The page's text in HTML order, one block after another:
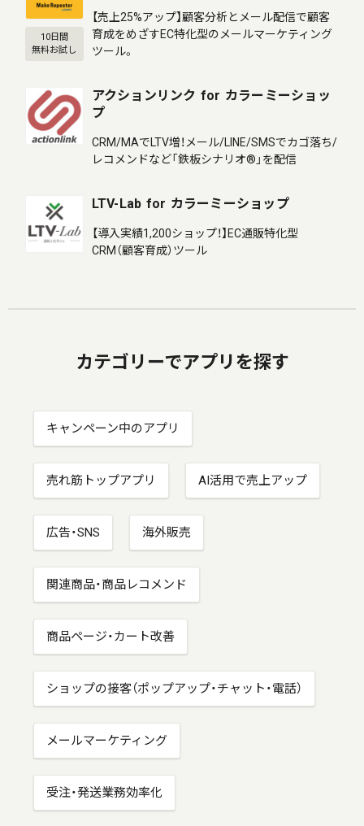
10日間
無料お試し
【売上25%アップ】顧客分析とメール配信で顧客
育成をめざすEC特化型のメールマーケティング
ツール。
アクションリンク for カラーミーショッ
プ
CRM/MAでLTV増！メール/LINE/SMSでカゴ落ち/
レコメンドなど「鉄板シナリオ®」を配信
LTV-Lab for カラーミーショップ
【導入実績1,200ショップ！】EC通販特化型
CRM（顧客育成）ツール
カテゴリーでアプリを探す
キャンペーン中のアプリ
売れ筋トップアプリ AI活用で売上アップ
広告・SNS 海外販売
関連商品・商品レコメンド
商品ページ・カート改善
ショップの接客（ポップアップ・チャット・電話）
メールマーケティング
受注・発送業務効率化